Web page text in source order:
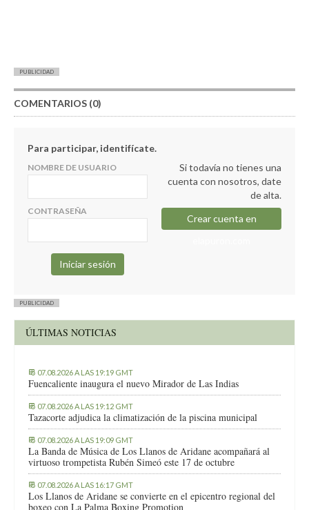
PUBLICIDAD
COMENTARIOS (0)
Para participar, identifícate.
NOMBRE DE USUARIO
CONTRASEÑA
Si todavía no tienes una
cuenta con nosotros, date
de alta.
Crear cuenta en
PUBLICIDAD
ÚLTIMAS NOTICIAS
07.08.2026 A LAS 19:19 GMT
Fuencaliente inaugura el nuevo Mirador de Las Indias
07.08.2026 A LAS 19:12 GMT
Tazacorte adjudica la climatización de la piscina municipal
07.08.2026 A LAS 19:09 GMT
La Banda de Música de Los Llanos de Aridane acompañará al
virtuoso trompetista Rubén Simeó este 17 de octubre
07.08.2026 A LAS 16:17 GMT
Los Llanos de Aridane se convierte en el epicentro regional del
boxeo con La Palma Boxing Promotion